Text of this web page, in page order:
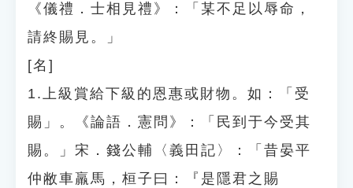
《儀禮．士相見禮》：「某不足以辱命，
請終賜見。」
[名]
1.上級賞給下級的恩惠或財物。如：「受
賜」。《論語．憲問》：「民到于今受其
賜。」宋．錢公輔〈義田記〉：「昔晏平
仲敝車羸馬，桓子曰：『是隱君之賜